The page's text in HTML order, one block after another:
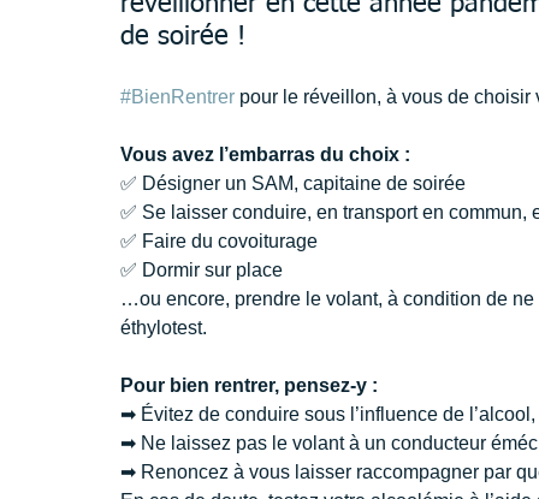
de soirée !
#BienRentrer pour le réveillon, à vous de choisir
Vous avez l’embarras du choix :
✅ Désigner un SAM, capitaine de soirée
✅ Se laisser conduire, en transport en commun,
✅ Faire du covoiturage
✅ Dormir sur place
…ou encore, prendre le volant, à condition de
éthylotest.
Pour bien rentrer, pensez-y :
➡ Évitez de conduire sous l’influence de l’alcool,
➡ Ne laissez pas le volant à un conducteur
➡ Renoncez à vous laisser raccompagner par